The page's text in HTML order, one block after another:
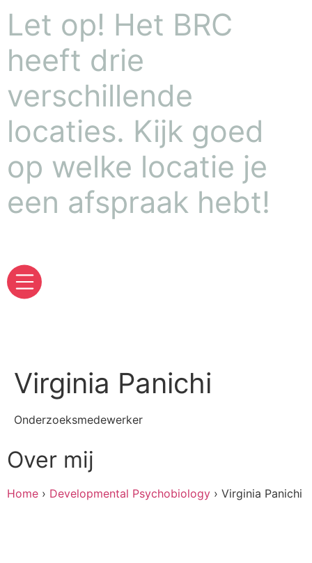
Let op! Het BRC
heeft drie
verschillende
locaties. Kijk goed
op welke locatie je
een afspraak hebt!
Virginia Panichi
Onderzoeksmedewerker
Over mij
Home › Developmental Psychobiology › Virginia Panichi